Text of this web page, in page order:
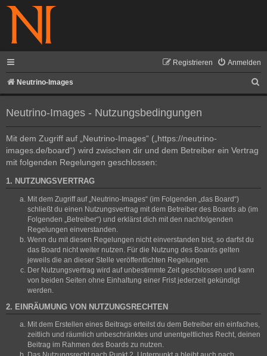
Anmelden
Registrieren
Neutrino-Images
u
Neutrino-Images - Nutzungsbedingungen
Mit dem Zugriff auf „Neutrino-Images“ („https://neutrino-
images.de/board“) wird zwischen dir und dem Betreiber ein Vertrag
mit folgenden Regelungen geschlossen:
1. NUTZUNGSVERTRAG
Mit dem Zugriff auf „Neutrino-Images“ (im Folgenden „das Board“)
schließt du einen Nutzungsvertrag mit dem Betreiber des Boards ab (im
Folgenden „Betreiber“) und erklärst dich mit den nachfolgenden
Regelungen einverstanden.
Wenn du mit diesen Regelungen nicht einverstanden bist, so darfst du
das Board nicht weiter nutzen. Für die Nutzung des Boards gelten
jeweils die an dieser Stelle veröffentlichten Regelungen.
Der Nutzungsvertrag wird auf unbestimmte Zeit geschlossen und kann
von beiden Seiten ohne Einhaltung einer Frist jederzeit gekündigt
werden.
2. EINRÄUMUNG VON NUTZUNGSRECHTEN
Mit dem Erstellen eines Beitrags erteilst du dem Betreiber ein einfaches,
zeitlich und räumlich unbeschränktes und unentgeltliches Recht, deinen
Beitrag im Rahmen des Boards zu nutzen.